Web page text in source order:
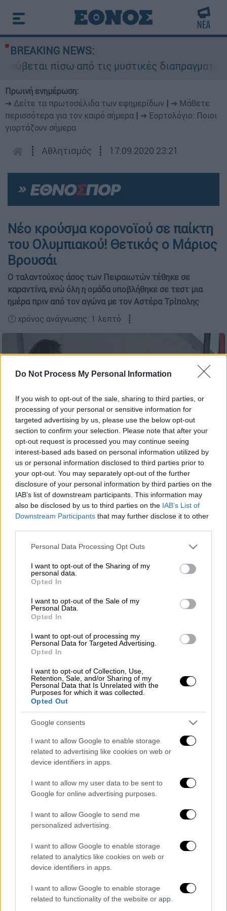
Do Not Process My Personal Information
If you wish to opt-out of the sale, sharing to third parties, or
processing of your personal or sensitive information for
targeted advertising by us, please use the below opt-out
section to confirm your selection. Please note that after your
opt-out request is processed you may continue seeing
interest-based ads based on personal information utilized by
us or personal information disclosed to third parties prior to
your opt-out. You may separately opt-out of the further
disclosure of your personal information by third parties on the
IAB’s list of downstream participants. This information may
also be disclosed by us to third parties on the IAB’s List of
Downstream Participants that may further disclose it to other
Please note that this website/app uses one or more Google
not limited to your visit or usage behaviour. You may click to
grant or deny consent to Google and its third-party tags to
use your data for below specified purposes in below Google
consent section.
Personal Data Processing Opt Outs
I want to opt-out of the Sharing of my
personal data.
Opted In
I want to opt-out of the Sale of my
Personal Data.
Opted In
I want to opt-out of processing my
Personal Data for Targeted Advertising.
Opted In
I want to opt-out of Collection, Use,
Retention, Sale, and/or Sharing of my
Personal Data that Is Unrelated with the
Purposes for which it was collected.
Opted Out
Google consents
I want to allow Google to enable storage
related to advertising like cookies on web or
device identifiers in apps.
I want to allow my user data to be sent to
Google for online advertising purposes.
I want to allow Google to send me
personalized advertising.
I want to allow Google to enable storage
related to analytics like cookies on web or
device identifiers in apps.
I want to allow Google to enable storage
related to functionality of the website or app.
BREAKING NEWS:
πίσω από τις μυστικές
Πρωινή ενημέρωση:
➔ Δείτε τα πρωτοσέλιδα των εφημερίδων
➔ Μάθετε
περισσότερα για τον καιρό σήμερα
➔ Εορτολόγιο: Ποιοι
γιορτάζουν σήμερα
┋ Αθλητισμός ┋ 17.09.2020 23:21
Νέο κρούσμα κορονοϊού σε παίκτη
του Ολυμπιακού! Θετικός ο Μάριος
Βρουσάι
Ο ταλαντούχος άσος των Πειραιωτών τέθηκε σε
καραντίνα, ενώ όλη η ομάδα υποβλήθηκε σε τεστ μια
ημέρα πριν από τον αγώνα με τον Αστέρα Τρίπολης
🕛 χρόνος ανάγνωσης: 1 λεπτό ┋
Ο Μάριος Βρουσάι (δεξιά) με τον Κριστιάν Καρεμπέ (Intime)
Προσθέστε το ΕΘΝΟΣ στη Google
Κρούσμακορονοϊού εντοπίστηκε στον
Ολυμπιακό την Πέμπτη (17/9) καθώς έπειτα
από τεστ που υποβλήθηκε όλη η ομάδα τις
παραμονές του αγώνα με τονΑστέρα
Τρίπολης
, οΜάριος Βρουσάι
θετικός σε Covid-19. Ο νεαρός εξτρέμ
τέθηκε αμέσως σε καραντίνα ενώ ήδη σε νέα
τεστ υποβλήθηκαν μετά το τέλος της
τμήματος, κι όσοι άνθρωποι σχετίζονται με
την πρώτη ομάδα των Πειραιωτών.
Ο Ολυμπιακός είναι δίχως αμφιβολία η
ελληνική ομάδα που έχει πληγή περισσότερο
από τον κορονοϊό καθώς ο Βρουσάι γίνεται ο
τέταρτος ποδοσφαιριστής από τα μέσα
Αυγούστου που νοσεί. Προηγήθηκαν ο
Κωνσταντίνος Τζολάκης
Σεμέδο, αλλά και ο
, ο οποίος
δεύτερης ημερομηνίας διεξαγωγής του
τελικού Κυπέλλου γεγονός που οδήγησε σε
Το επόμενο παιχνίδι των Ερυθρόλευκων για
το πρωτάθλημα είναι προγραμματισμένο για
την Παρασκευή 18/9 στις 20.30 στο Γ.
Διαβάστε ακόμη
της ΟΣΥ καταγγέλλουν δρομολόγια που
«δεν βγαίνουν» και προειδοποιούν για
κινδύνους